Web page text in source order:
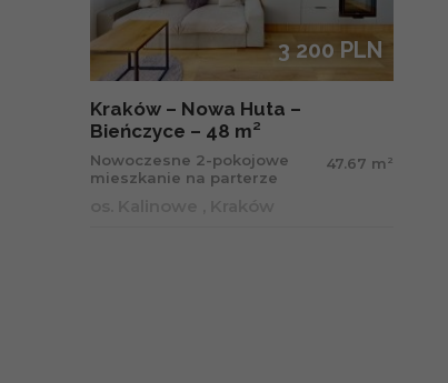
3 200 PLN
Kraków – Nowa Huta –
Bieńczyce – 48 m²
Nowoczesne 2-pokojowe
mieszkanie na parterze
47.67 m 2